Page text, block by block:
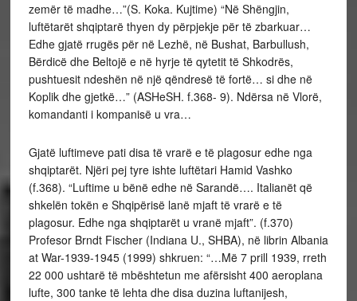
zemër të madhe…”(S. Koka. Kujtime) “Në Shëngjin,
luftëtarët shqiptarë thyen dy përpjekje për të zbarkuar…
Edhe gjatë rrugës për në Lezhë, në Bushat, Barbullush,
Bërdicë dhe Beltojë e në hyrje të qytetit të Shkodrës,
pushtuesit ndeshën në një qëndresë të fortë… si dhe në
Koplik dhe gjetkë…” (ASHeSH. f.368- 9). Ndërsa në Vlorë,
komandanti i kompanisë u vra…
Gjatë luftimeve pati disa të vrarë e të plagosur edhe nga
shqiptarët. Njëri pej tyre ishte luftëtari Hamid Vashko
(f.368). “Luftime u bënë edhe në Sarandë…. Italianët që
shkelën tokën e Shqipërisë lanë mjaft të vrarë e të
plagosur. Edhe nga shqiptarët u vranë mjaft”. (f.370)
Profesor Brndt Fischer (Indiana U., SHBA), në librin Albania
at War-1939-1945 (1999) shkruen: “…Më 7 prill 1939, rreth
22 000 ushtarë të mbështetun me afërsisht 400 aeroplana
lufte, 300 tanke të lehta dhe disa duzina luftanijesh,